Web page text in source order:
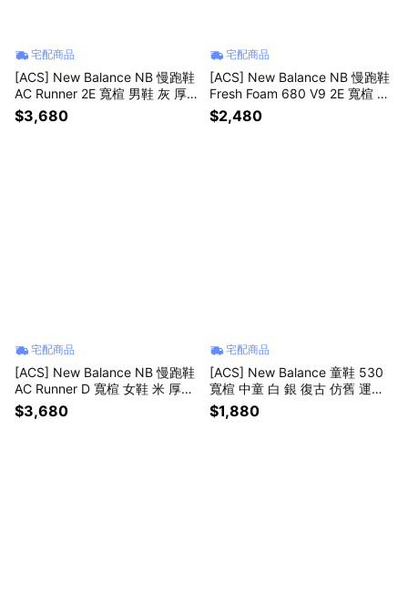
宅配商品
[ACS] New Balance NB 慢跑鞋
AC Runner 2E 寬楦 男鞋 灰 厚
底 緩衝 運動鞋 MACR161F-2E
$3,680
宅配商品
[ACS] New Balance NB 慢跑鞋
Fresh Foam 680 V9 2E 寬楦 男
鞋 白 緩震 運動鞋 M68082E-2E
$2,480
宅配商品
[ACS] New Balance NB 慢跑鞋
AC Runner D 寬楦 女鞋 米 厚底
緩衝 運動鞋 WACR1895-D
$3,680
宅配商品
[ACS] New Balance 童鞋 530
寬楦 中童 白 銀 復古 仿舊 運動
鞋 小朋友 NB 紐巴倫 PZ530SB
1-W
$1,880